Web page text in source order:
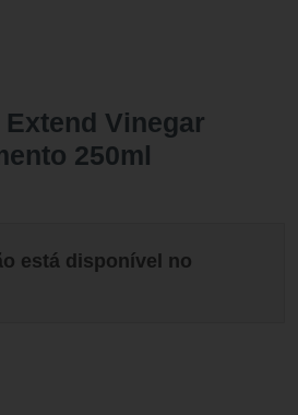
Vinegar
250ml
está disponível no